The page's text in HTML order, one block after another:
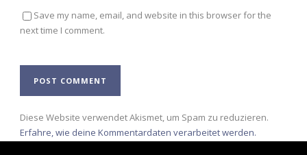
Save my name, email, and website in this browser for the
next time I comment.
Alternative:
Diese Website verwendet Akismet, um Spam zu reduzieren.
Erfahre, wie deine Kommentardaten verarbeitet werden.